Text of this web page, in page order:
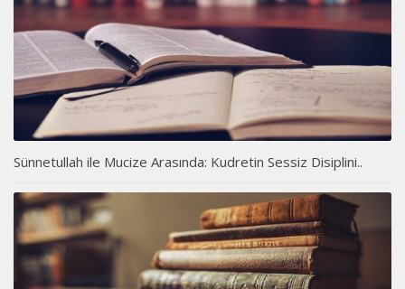
Sünnetullah ile Mucize Arasında: Kudretin Sessiz Disiplini..